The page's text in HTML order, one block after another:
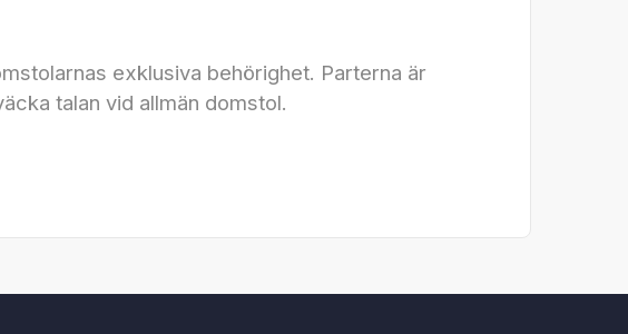
exklusiva behörighet. Parterna är
talan vid allmän domstol.